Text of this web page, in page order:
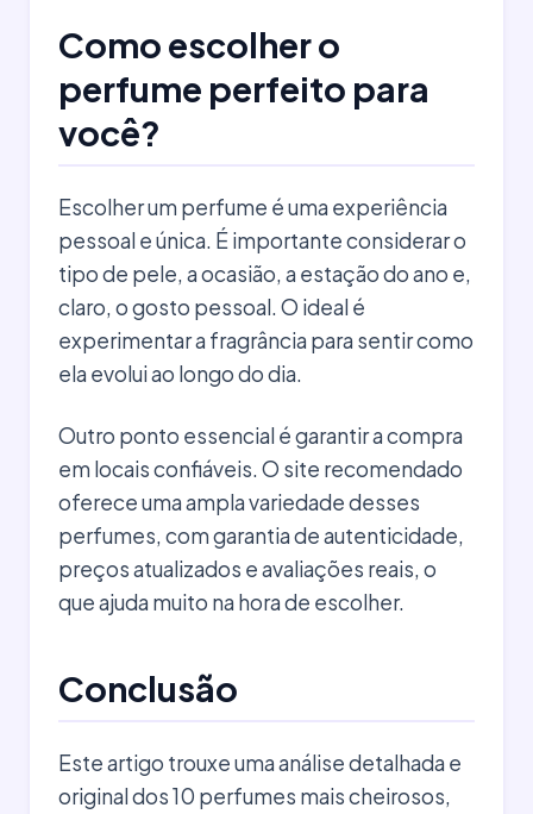
Como escolher o
perfume perfeito para
você?
Escolher um perfume é uma experiência
pessoal e única. É importante considerar o
tipo de pele, a ocasião, a estação do ano e,
claro, o gosto pessoal. O ideal é
experimentar a fragrância para sentir como
ela evolui ao longo do dia.
Outro ponto essencial é garantir a compra
em locais confiáveis. O site recomendado
oferece uma ampla variedade desses
perfumes, com garantia de autenticidade,
preços atualizados e avaliações reais, o
que ajuda muito na hora de escolher.
Conclusão
Este artigo trouxe uma análise detalhada e
original dos 10 perfumes mais cheirosos,